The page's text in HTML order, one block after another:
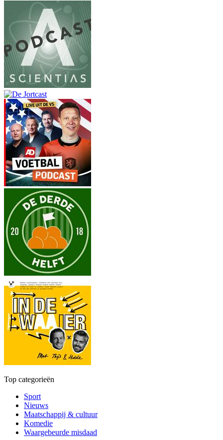
Top categorieën
Sport
Nieuws
Maatschappij & cultuur
Komedie
Waargebeurde misdaad